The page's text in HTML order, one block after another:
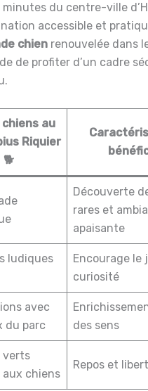
minutes du centre-ville
accessible et
chienrenouvelée dans
de profiter d’un cadre
au
Riquier
🐕
Découverte
rares et
apaisante
ludiques
Encourage le
curiosité
avec
du parc
des sens
verts
aux chiens
Repos et